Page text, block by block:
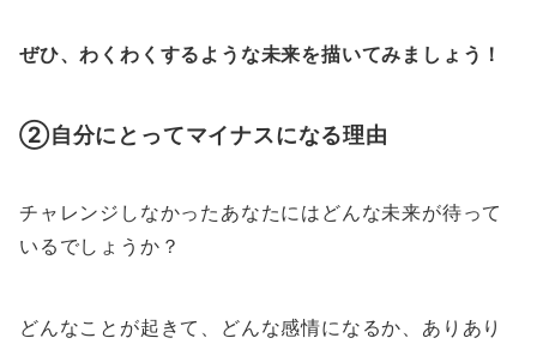
ぜひ、わくわくするような未来を描いてみましょう！
②自分にとってマイナスになる理由
チャレンジしなかったあなたにはどんな未来が待って
いるでしょうか？
どんなことが起きて、どんな感情になるか、ありあり